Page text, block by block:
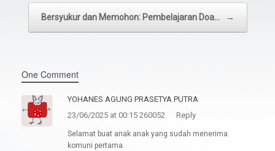
Bersyukur dan Memohon: Pembelajaran Doa… →
One Comment
YOHANES AGUNG PRASETYA PUTRA
23/06/2025 at 00:15 260052
Reply
Selamat buat anak anak yang sudah menerima
komuni pertama.